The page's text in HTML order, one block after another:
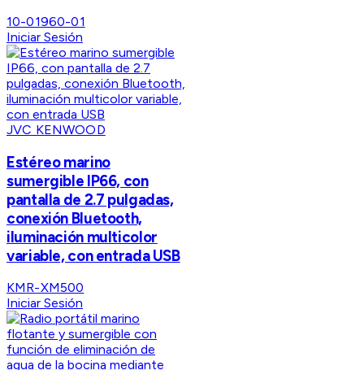
10-01960-01
Iniciar Sesión
JVC KENWOOD
Estéreo marino
sumergible IP66, con
pantalla de 2.7 pulgadas,
conexión Bluetooth,
iluminación multicolor
variable, con entrada USB
KMR-XM500
Iniciar Sesión